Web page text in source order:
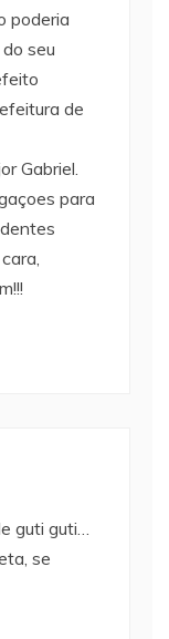
poderia
seu
de
Gabriel.
para
guti guti…
se